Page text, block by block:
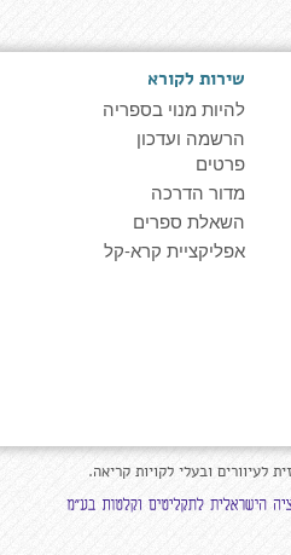
שירות לקורא
להיות מנוי בספריה
הרשמה ועדכון
פרטים
מדור הדרכה
השאלת ספרים
אפליקציית קרא-קל
לעיוורים ובעלי לקויות קריאה.